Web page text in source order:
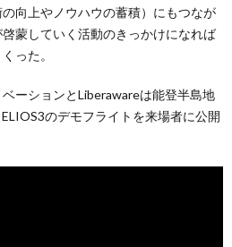
向上やノウハウの蓄積）にもつなが
蒙していく活動のきっかけになれば
った。
ーションとLiberawareは能登半島地
のデモフライトを来場者に公開